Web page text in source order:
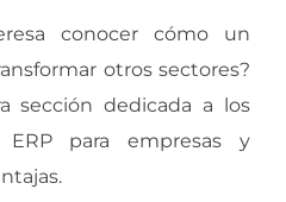
conocer cómo un
otros sectores?
sección dedicada a los
para empresas y